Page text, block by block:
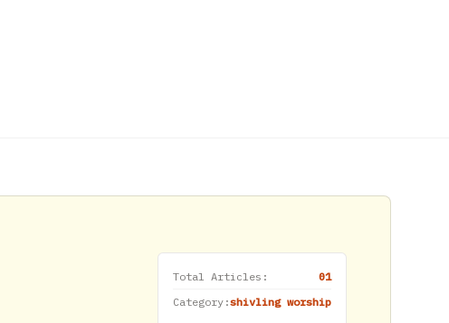
Total Articles:
01
Category:shivling worship